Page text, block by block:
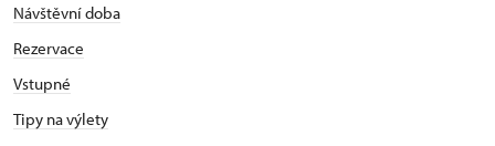
Návštěvní doba
Rezervace
Vstupné
Tipy na výlety